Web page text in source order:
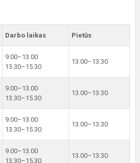
Darbo laikas Pietūs
9.00–13.00
13.30–15.30
13.00–13.30
9.00–13.00
13.30–15.30
13.00–13.30
9.00–13.00
13.30–15.30
13.00–13.30
9.00–13.00
13.30–15.30
13.00–13.30